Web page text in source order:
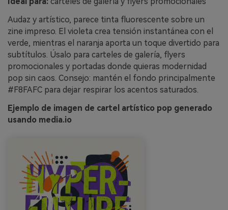
Audaz y artístico, parece tinta fluorescente sobre un
zine impreso. El violeta crea tensión instantánea con el
verde, mientras el naranja aporta un toque divertido para
subtítulos. Úsalo para carteles de galería, flyers
promocionales y portadas donde quieras modernidad
pop sin caos. Consejo: mantén el fondo principalmente
#F8FAFC para dejar respirar los acentos saturados.
Ejemplo de imagen de cartel artístico pop generado
usando media.io